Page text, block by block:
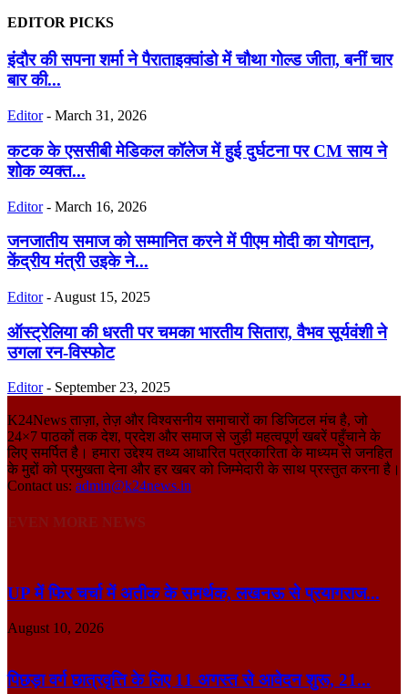
EDITOR PICKS
इंदौर की सपना शर्मा ने पैराताइक्वांडो में चौथा गोल्ड जीता, बनीं चार
बार की...
Editor - March 31, 2026
कटक के एससीबी मेडिकल कॉलेज में हुई दुर्घटना पर CM साय ने
शोक व्यक्त...
Editor - March 16, 2026
जनजातीय समाज को सम्मानित करने में पीएम मोदी का योगदान,
केंद्रीय मंत्री उइके ने...
Editor - August 15, 2025
ऑस्ट्रेलिया की धरती पर चमका भारतीय सितारा, वैभव सूर्यवंशी ने
उगला रन-विस्फोट
Editor - September 23, 2025
K24News ताज़ा, तेज़ और विश्वसनीय समाचारों का डिजिटल मंच है, जो
24×7 पाठकों तक देश, प्रदेश और समाज से जुड़ी महत्वपूर्ण खबरें पहुँचाने के
लिए समर्पित है। हमारा उद्देश्य तथ्य आधारित पत्रकारिता के माध्यम से जनहित
के मुद्दों को प्रमुखता देना और हर खबर को जिम्मेदारी के साथ प्रस्तुत करना है।
Contact us: admin@k24news.in
UP में फिर चर्चा में अतीक के समर्थक, लखनऊ से प्रयागराज...
August 10, 2026
पिछड़ा वर्ग छात्रवृत्ति के लिए 11 अगस्त से आवेदन शुरू, 21...